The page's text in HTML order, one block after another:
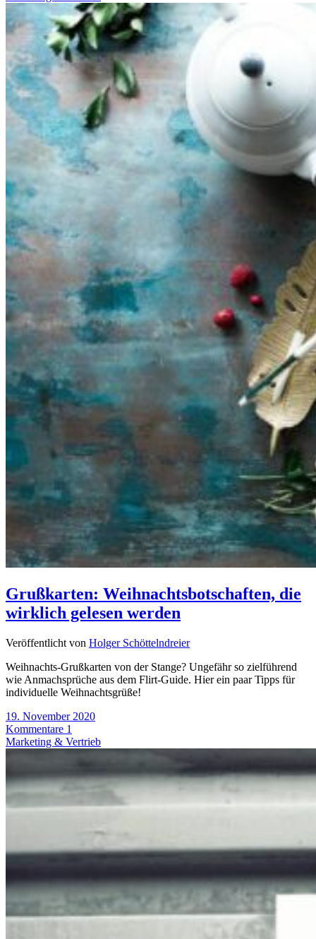
Grußkarten: Weihnachtsbotschaften, die
wirklich gelesen werden
Veröffentlicht von Holger Schöttelndreier
Weihnachts-Grußkarten von der Stange? Ungefähr so zielführend
wie Anmachsprüche aus dem Flirt-Guide. Hier ein paar Tipps für
individuelle Weihnachtsgrüße!
19. November 2020
Kommentare 1
Marketing & Vertrieb